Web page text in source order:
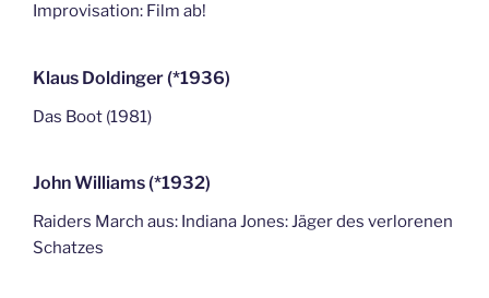
Improvisation: Film ab!
Klaus Doldinger (*1936)
Das Boot (1981)
John Williams (*1932)
Raiders March aus: Indiana Jones: Jäger des verlorenen
Schatzes